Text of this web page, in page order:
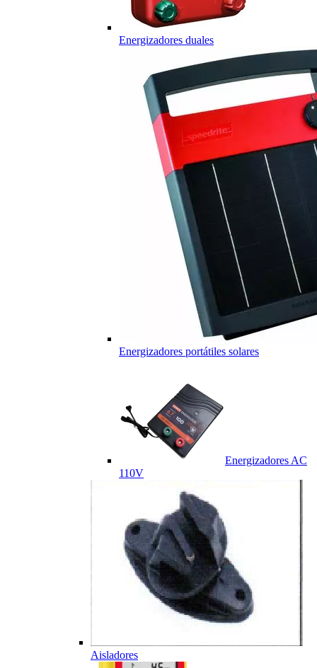
Energizadores duales
Energizadores portátiles solares
Energizadores AC
110V
Aisladores